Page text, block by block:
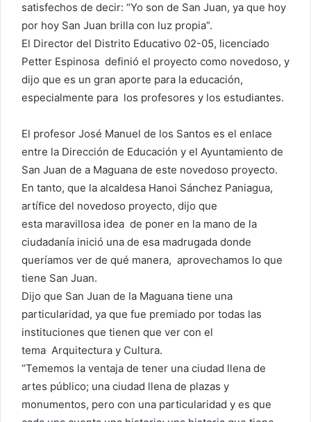
satisfechos de decir: “Yo son de San Juan, ya que hoy
por hoy San Juan brilla con luz propia”.
El Director del Distrito Educativo 02-05, licenciado
Petter Espinosa definió el proyecto como novedoso, y
dijo que es un gran aporte para la educación,
especialmente para los profesores y los estudiantes.
El profesor José Manuel de los Santos es el enlace
entre la Dirección de Educación y el Ayuntamiento de
San Juan de a Maguana de este novedoso proyecto.
En tanto, que la alcaldesa Hanoi Sánchez Paniagua,
artífice del novedoso proyecto, dijo que
esta maravillosa idea de poner en la mano de la
ciudadanía inició una de esa madrugada donde
queríamos ver de qué manera, aprovechamos lo que
tiene San Juan.
Dijo que San Juan de la Maguana tiene una
particularidad, ya que fue premiado por todas las
instituciones que tienen que ver con el
tema Arquitectura y Cultura.
“Tememos la ventaja de tener una ciudad llena de
artes público; una ciudad llena de plazas y
monumentos, pero con una particularidad y es que